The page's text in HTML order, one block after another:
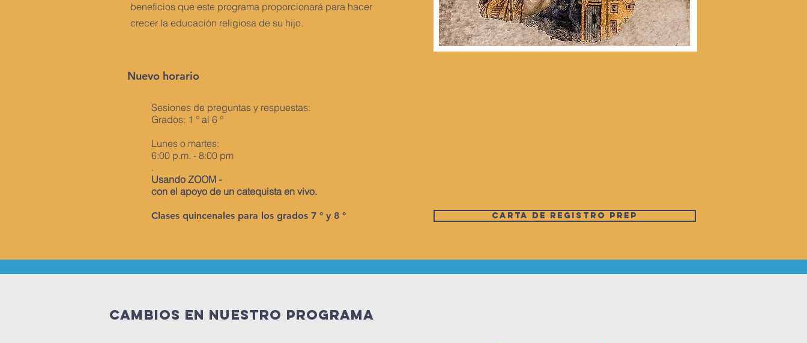
beneficios que este programa proporcionará para hacer
crecer la educación religiosa de su hijo.
Nuevo horario
Sesiones de preguntas y respuestas:
Grados: 1 ° al 6 °
Lunes o martes:
6:00 p.m. - 8:00 pm
.
Usando ZOOM -
con el apoyo de un catequista en vivo.
Clases quincenales para los grados 7 ° y 8 ° Carta de registro PREP
Cambios en nuestro programa